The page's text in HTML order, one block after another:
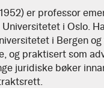
er professor
i Oslo.
i Bergen og
og praktisert som
juridiske bøker